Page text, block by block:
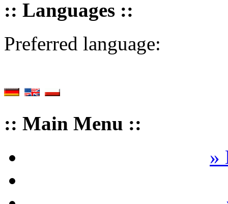
:: Languages ::
Preferred language:
:: Main Menu ::
»